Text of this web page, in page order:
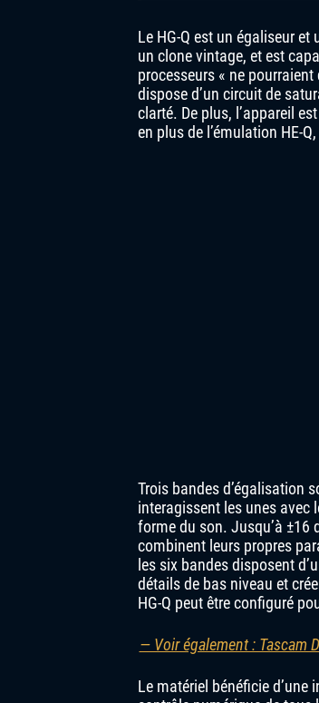
Le HG-Q est un égaliseur
un clone vintage, et est
processeurs « ne
dispose d’un circuit de
clarté. De plus, l’appareil
en plus de l’émulation HE-
Trois bandes d’égalisation
interagissent les unes avec
forme du son. Jusqu’à ±16
combinent leurs propres
les six bandes disposent
détails de bas niveau et
HG-Q peut être configuré
— Voir également : Tascam
Le matériel bénéficie